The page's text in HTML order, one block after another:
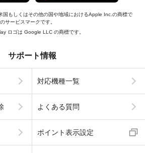
もしくはその他の国や地域におけるApple Inc.の商標で
サービスマークです。
ロゴは Google LLC の商標です。
サポート情報
対応機種一覧
よくある質問
ポイント表示設定